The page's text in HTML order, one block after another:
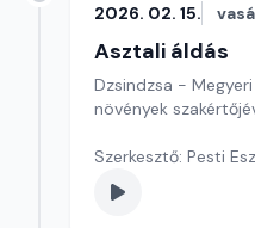
2026. 02. 15.
Asztali áldás
Dzsindzsa -
növények
Szerkesztő: Pesti